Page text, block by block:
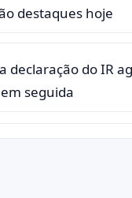
destaques hoje
declaração do IR
seguida